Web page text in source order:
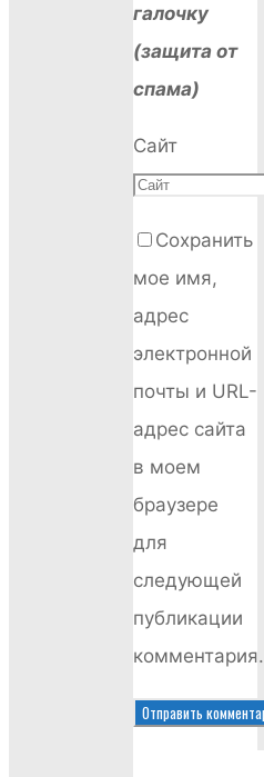
галочку
(защита от
спама)
Сайт
Сохранить
мое имя,
адрес
электронной
почты и URL-
адрес сайта
в моем
браузере
для
следующей
публикации
комментария.